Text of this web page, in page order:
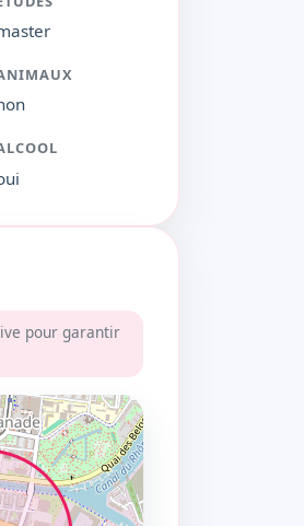
pour garantir